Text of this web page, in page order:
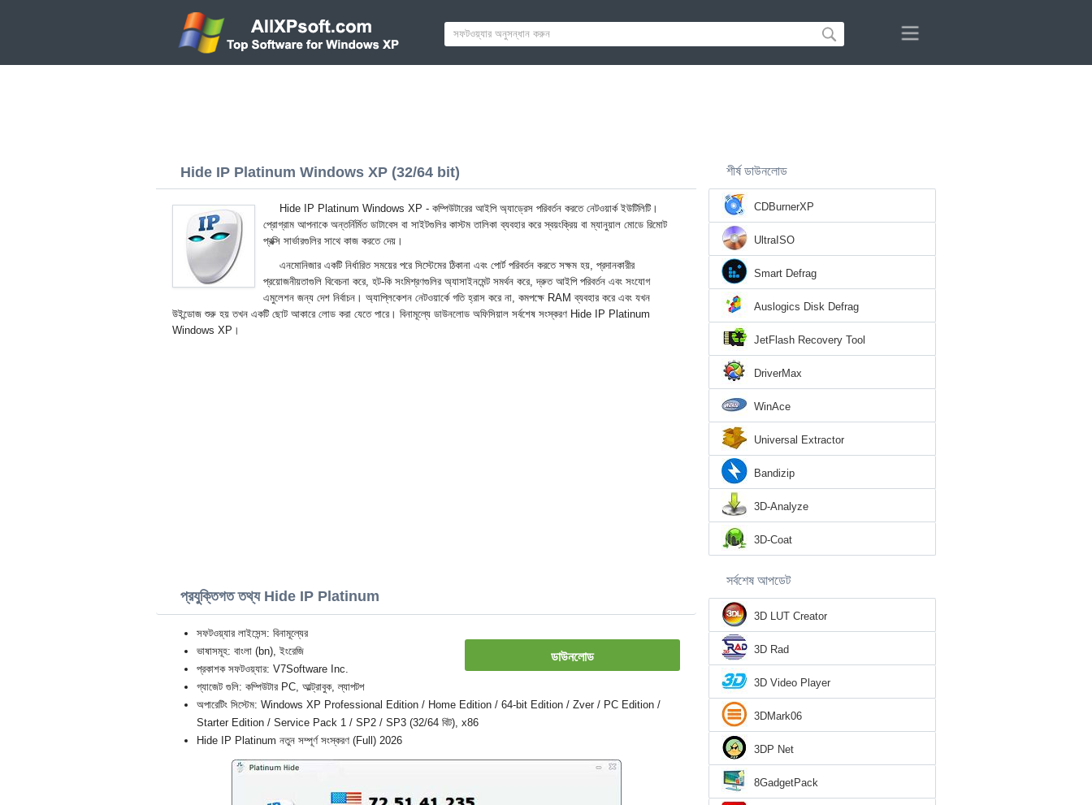
Hide IP Platinum Windows XP (32/64 bit)
Hide IP Platinum Windows XP - কম্পিউটারের আইপি অ্যাড্রেস পরিবর্তন করতে নেটওয়ার্ক ইউটিলিটি।
প্রোগ্রাম আপনাকে অন্তর্নির্মিত ডাটাবেস বা সাইটগুলির কাস্টম তালিকা ব্যবহার করে স্বয়ংক্রিয় বা ম্যানুয়াল মোডে রিমোট
প্রক্সি সার্ভারগুলির সাথে কাজ করতে দেয়।
এনমোনিজার একটি নির্ধারিত সময়ের পরে সিস্টেমের ঠিকানা এবং পোর্ট পরিবর্তন করতে সক্ষম হয়, প্রদানকারীর
প্রয়োজনীয়তাগুলি বিবেচনা করে, হট-কি সংমিশ্রণগুলির অ্যাসাইনমেন্ট সমর্থন করে, দ্রুত আইপি পরিবর্তন এবং সংযোগ
এমুলেশন জন্য দেশ নির্বাচন। অ্যাপ্লিকেশন নেটওয়ার্কে গতি হ্রাস করে না, কমপক্ষে RAM ব্যবহার করে এবং যখন
উইন্ডোজ শুরু হয় তখন একটি ছোট আকারে লোড করা যেতে পারে। বিনামূল্যে ডাউনলোড অফিসিয়াল সর্বশেষ সংস্করণ Hide IP Platinum
Windows XP।
প্রযুক্তিগত তথ্য Hide IP Platinum
ডাউনলোড
সফটওয়্যার লাইসেন্স: বিনামূল্যের
ভাষাসমূহ: বাংলা (bn), ইংরেজি
প্রকাশক সফটওয়্যার: V7Software Inc.
গ্যাজেট গুলি: কম্পিউটার PC, আল্ট্রাবুক, ল্যাপটপ
অপারেটিং সিস্টেম: Windows XP Professional Edition / Home Edition / 64-bit Edition / Zver / PC Edition /
Starter Edition / Service Pack 1 / SP2 / SP3 (32/64 বিট), x86
Hide IP Platinum নতুন সম্পূর্ণ সংস্করণ (Full) 2026
শীর্ষ ডাউনলোড
CDBurnerXP
UltraISO
Smart Defrag
Auslogics Disk Defrag
JetFlash Recovery Tool
DriverMax
WinAce
Universal Extractor
Bandizip
3D-Analyze
3D-Coat
সর্বশেষ আপডেট
3D LUT Creator
3D Rad
3D Video Player
3DMark06
3DP Net
8GadgetPack